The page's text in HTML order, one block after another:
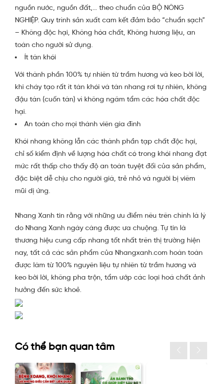
nguồn nước, nguồn đất,… theo chuẩn của BỘ NÔNG
NGHIỆP. Quy trình sản xuất cam kết đảm bảo “chuẩn sạch”
– Không độc hại, Không hóa chất, Không hương liệu, an
toàn cho người sử dụng.
Ít tàn khói
Với thành phần 100% tự nhiên từ trầm hương và keo bời lời,
khi cháy tạo rất ít tàn khói và tàn nhang rơi tự nhiên, không
đậu tàn (cuốn tàn) vì không ngâm tẩm các hóa chất độc
hại.
An toàn cho mọi thành viên gia đình
Khói nhang không lẫn các thành phần tạp chất độc hại,
chỉ số kiểm định về lượng hóa chất có trong khói nhang đạt
mức rất thấp cho thấy độ an toàn tuyệt đối của sản phẩm,
đặc biệt dễ chịu cho người già, trẻ nhỏ và người bị viêm
mũi dị ứng.
Nhang Xanh tin rằng với những ưu điểm nêu trên chính là lý
do Nhang Xanh ngày càng được ưa chuộng. Tự tin là
thương hiệu cung cấp nhang tốt nhất trên thị trường hiện
nay, tất cả các sản phẩm của Nhangxanh.com hoàn toàn
được làm từ 100% nguyên liệu tự nhiên từ trầm hương và
keo bời lời, không pha trộn, tẩm ướp các loại hoá chất ảnh
hưởng đến sức khoẻ.
Có thể bạn quan tâm